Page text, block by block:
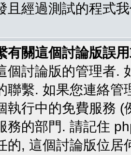
且經過測試的程式
有關這個討論版誤
個討論版的管理者.
聯繫. 如果您連絡
執行中的免費服務
務的部門. 請記住
的, 這個討論版位